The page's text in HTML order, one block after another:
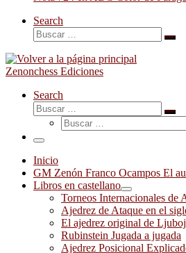
Search
Buscar
Zenonchess Ediciones
Search
Buscar
Buscar
Menú
Inicio
GM Zenón Franco Ocampos El
Libros en castellano
Torneos Internacionales
Ajedrez de Ataque en el
El ajedrez original de
Rubinstein Jugada a jugada
Ajedrez Posicional